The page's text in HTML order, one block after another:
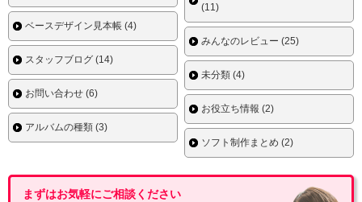
(11)
ベースデザイン見本帳 (4)
みんなのレビュー (25)
スタッフブログ (14)
未分類 (4)
お問い合わせ (6)
お役立ち情報 (2)
アルバムの種類 (3)
ソフト制作まとめ (2)
まずはお気軽にご相談ください